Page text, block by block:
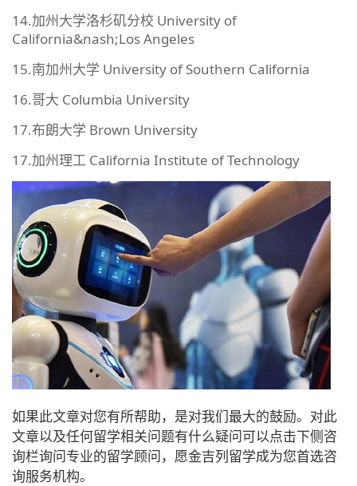
14.加州大学洛杉矶分校 University of
California&nash;Los Angeles
15.南加州大学 University of Southern California
16.哥大 Columbia University
17.布朗大学 Brown University
17.加州理工 California Institute of Technology
如果此文章对您有所帮助，是对我们最大的鼓励。对此
文章以及任何留学相关问题有什么疑问可以点击下侧咨
询栏询问专业的留学顾问，愿金吉列留学成为您首选咨
询服务机构。